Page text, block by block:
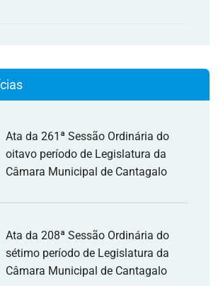
Ata da 261ª Sessão Ordinária do
oitavo período de Legislatura da
Câmara Municipal de Cantagalo
Ata da 208ª Sessão Ordinária do
sétimo período de Legislatura da
Câmara Municipal de Cantagalo